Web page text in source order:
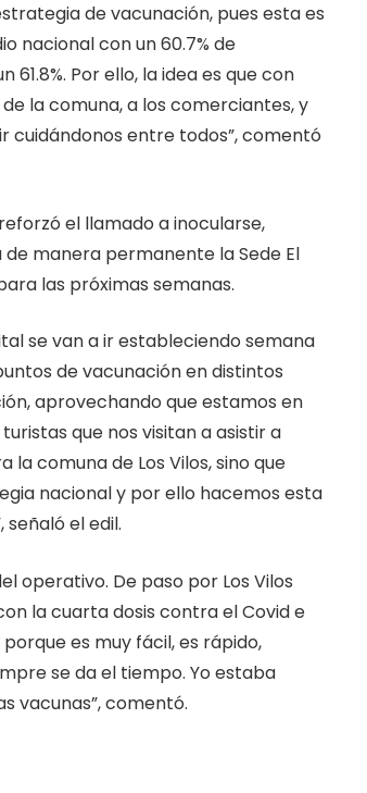
de vacunación, pues esta es
nacional con un 60.7% de
Por ello, la idea es que con
la comuna, a los comerciantes, y
cuidándonos entre todos”, comentó
el llamado a inocularse,
manera permanente la Sede El
las próximas semanas.
se van a ir estableciendo semana
de vacunación en distintos
aprovechando que estamos en
que nos visitan a asistir a
comuna de Los Vilos, sino que
nacional y por ello hacemos esta
el edil.
operativo. De paso por Los Vilos
la cuarta dosis contra el Covid e
es muy fácil, es rápido,
se da el tiempo. Yo estaba
vacunas”, comentó.